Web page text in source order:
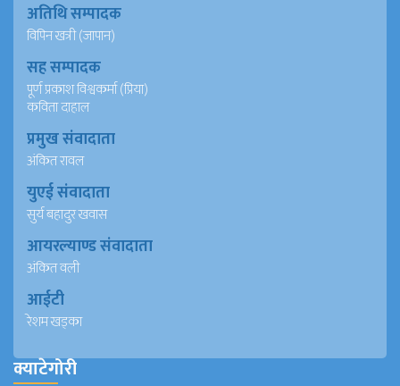
अतिथि सम्पादक
विपिन खत्री (जापान)
सह सम्पादक
पूर्ण प्रकाश विश्वकर्मा (प्रिया)
कविता दाहाल
प्रमुख संवादाता
अंकित रावल
युएई संवादाता
सुर्य बहादुर खवास
आयरल्याण्ड संवादाता
अंकित वली
आईटी
रेशम खड्का
क्याटेगोरी